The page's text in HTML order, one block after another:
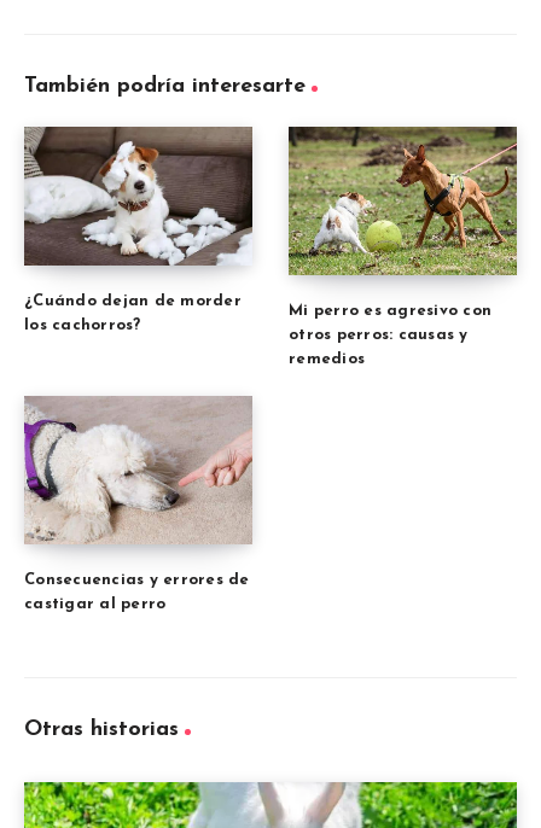
También podría interesarte
¿Cuándo dejan de morder
los cachorros?
Mi perro es agresivo con
otros perros: causas y
remedios
Consecuencias y errores de
castigar al perro
Otras historias